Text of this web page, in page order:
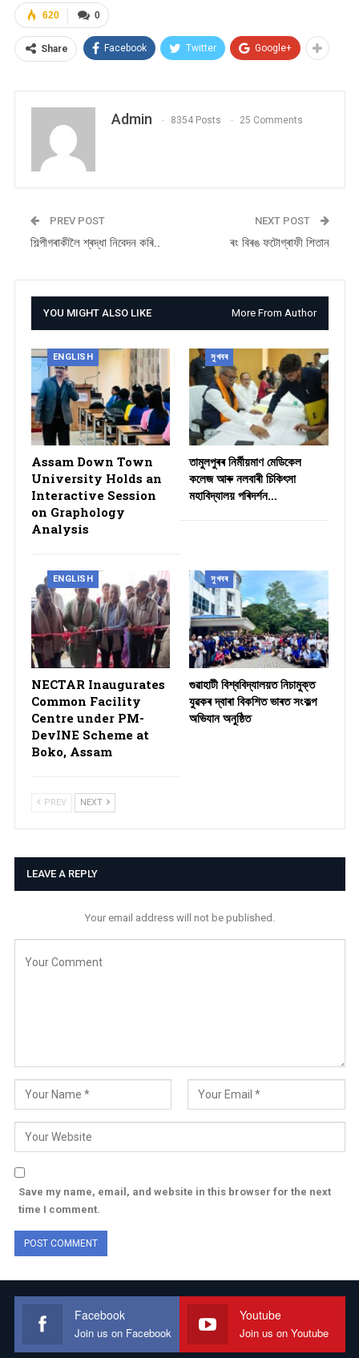
0
620
Share Facebook Twitter Google+
Admin 8354 Posts 25 Comments
PREV POST
শিল্পীগৰাকীলৈ শ্ৰদ্ধা নিবেদন কৰি..
NEXT POST
ৰং বিৰঙ ফটোগ্ৰাফী শিতান
YOU MIGHT ALSO LIKE More From Author
ENGLISH
Assam Down Town
University Holds an
Interactive Session
on Graphology
Analysis
সুখবৰ
তামুলপুৰৰ নিৰ্মীয়মাণ মেডিকেল
কলেজ আৰু নলবাৰী চিকিৎসা
মহাবিদ্যালয় পৰিদৰ্শন…
ENGLISH
NECTAR Inaugurates
Common Facility
Centre under PM-
DevINE Scheme at
Boko, Assam
সুখবৰ
গুৱাহাটী বিশ্ববিদ্যালয়ত নিচামুক্ত
যুৱকৰ দ্বাৰা বিকশিত ভাৰত সংকল্প
অভিযান অনুষ্ঠিত
PREV NEXT
LEAVE A REPLY
Your email address will not be published.
Save my name, email, and website in this browser for the next
time I comment.
Facebook
Join us on Facebook
Youtube
Join us on Youtube